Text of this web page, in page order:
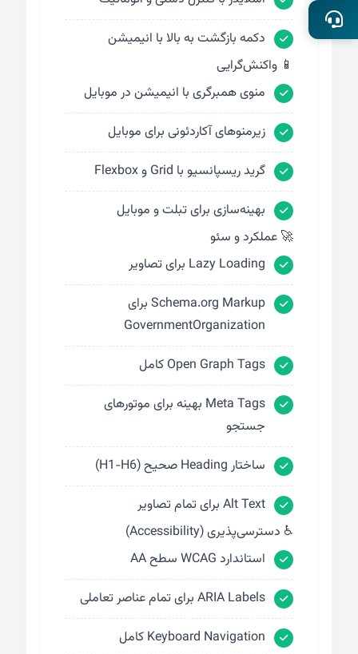
دکمه بازگشت به بالا با انیمیشن
📱 واکنش‌گرایی
منوی همبرگری با انیمیشن در موبایل
زیرمنوهای آکاردئونی برای موبایل
گرید ریسپانسیو با Grid و Flexbox
بهینه‌سازی برای تبلت و موبایل
🚀 عملکرد و سئو
Lazy Loading برای تصاویر
Schema.org Markup برای
GovernmentOrganization
Open Graph Tags کامل
Meta Tags بهینه برای موتورهای
جستجو
ساختار Heading صحیح (H1-H6)
Alt Text برای تمام تصاویر
♿ دسترسی‌پذیری (Accessibility)
استاندارد WCAG سطح AA
ARIA Labels برای تمام عناصر تعاملی
Keyboard Navigation کامل